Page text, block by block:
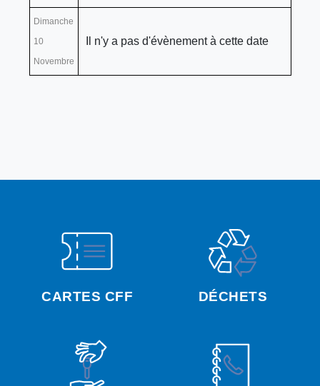
CARTES CFF DÉCHETS
Dimanche
10
Novembre
Il n'y a pas d'évènement à cette date